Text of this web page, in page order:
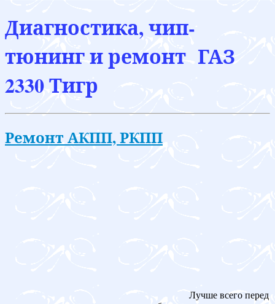
Диагностика, чип-
тюнинг и ремонт ГАЗ
2330 Тигр
Ремонт АКПП, РКПП
Лучше всего перед